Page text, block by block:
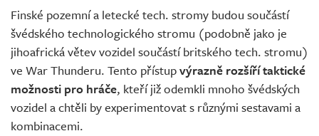
Finské pozemní a letecké tech. stromy budou součástí
švédského technologického stromu (podobně jako je
jihoafrická větev vozidel součástí britského tech. stromu)
ve War Thunderu. Tento přístupvýrazně rozšíří taktické
možnosti pro hráče, kteří již odemkli mnoho švédských
vozidel a chtěli by experimentovat s různými sestavami a
kombinacemi.